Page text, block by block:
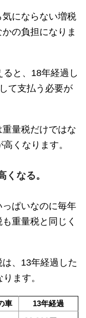
にならない増税
の負担になりま
と、18年経過し
て支払う必要が
量税だけではな
くなります。
なる。
ぱいなのに毎年
重量税と同じく
、13年経過した
ます。
車 13年経過